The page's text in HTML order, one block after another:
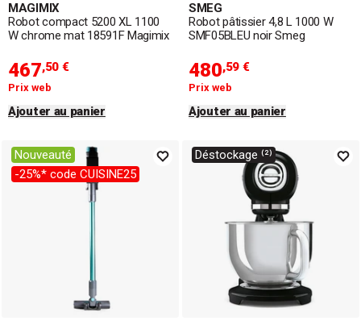
MAGIMIX
Robot compact 5200 XL 1100
W chrome mat 18591F Magimix
467,50 €
Prix web
Ajouter au panier
SMEG
Robot pâtissier 4,8 L 1000 W
SMF05BLEU noir Smeg
480,59 €
Prix web
Ajouter au panier
Nouveauté
-25%* code CUISINE25
Déstockage ⁽²⁾